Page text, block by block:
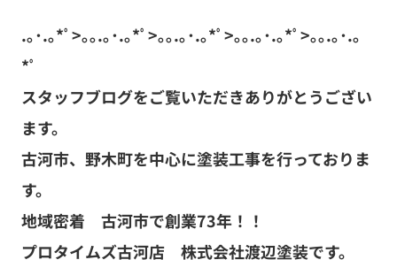
.｡･.｡*ﾟ>｡｡.｡･.｡*ﾟ>｡｡.｡･.｡*ﾟ>｡｡.｡･.｡*ﾟ>｡｡.｡･.｡
*ﾟ
スタッフブログをご覧いただきありがとうござい
ます。
古河市、野木町を中心に塗装工事を行っておりま
す。
地域密着 古河市で創業73年！！
プロタイムズ古河店 株式会社渡辺塗装です。